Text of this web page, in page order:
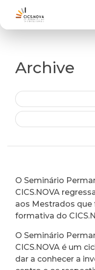
Archive
O Seminário
CICS.NOVA
aos Mestrados
formativa do
O Seminário
CICS.NOVA é um
dar a conhecer a